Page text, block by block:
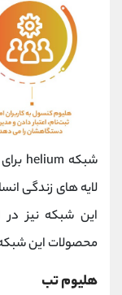
شبکه helium برای گسترش به کارگیری
لایه های زندگی
این شبکه نیز در
محصولات این شبکه
هلیوم تب